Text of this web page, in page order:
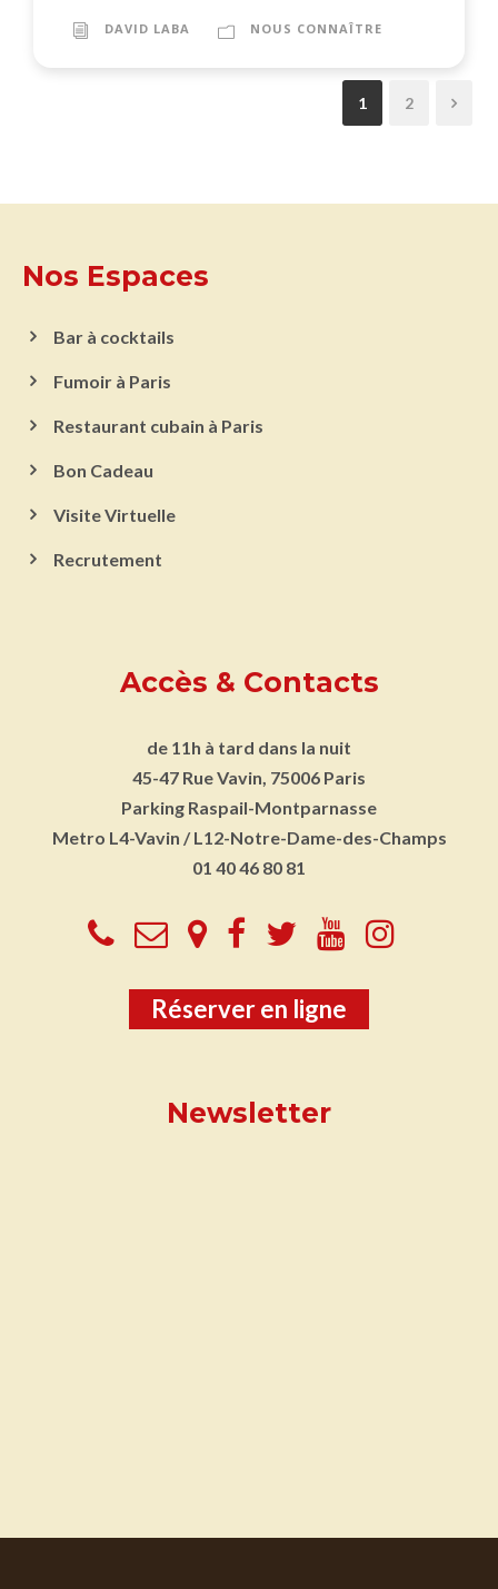
DAVID LABA NOUS CONNAÎTRE
1 2
Nos Espaces
Bar à cocktails
Fumoir à Paris
Restaurant cubain à Paris
Bon Cadeau
Visite Virtuelle
Recrutement
Accès & Contacts
de 11h à tard dans la nuit
45-47 Rue Vavin, 75006 Paris
Parking Raspail-Montparnasse
Metro L4-Vavin / L12-Notre-Dame-des-Champs
01 40 46 80 81
Réserver en ligne
Newsletter